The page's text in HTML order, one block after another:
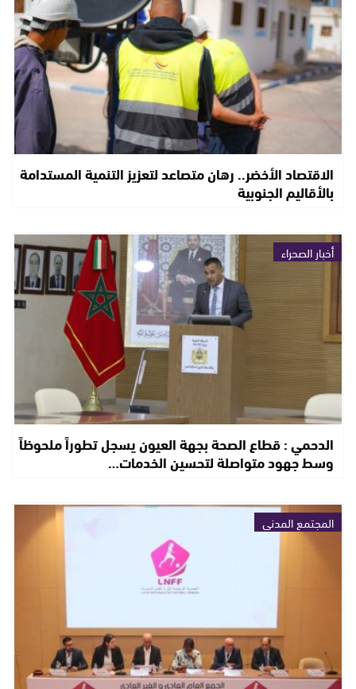
الاقتصاد الأخضر.. رهان متصاعد لتعزيز التنمية المستدامة
بالأقاليم الجنوبية
أخبار الصحراء
الدحمي : قطاع الصحة بجهة العيون يسجل تطوراً ملحوظاً
وسط جهود متواصلة لتحسين الخدمات…
المجتمع المدني